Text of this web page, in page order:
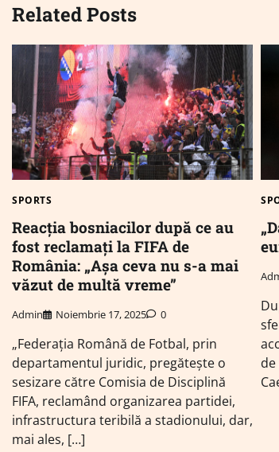
Related Posts
SPORTS
Reacția bosniacilor după ce au
fost reclamați la FIFA de
România: „Așa ceva nu s-a mai
văzut de multă vreme”
Admin Noiembrie 17, 2025 0
„Federația Română de Fotbal, prin
departamentul juridic, pregătește o
sesizare către Comisia de Disciplină
FIFA, reclamând organizarea partidei,
infrastructura teribilă a stadionului, dar,
mai ales, […]